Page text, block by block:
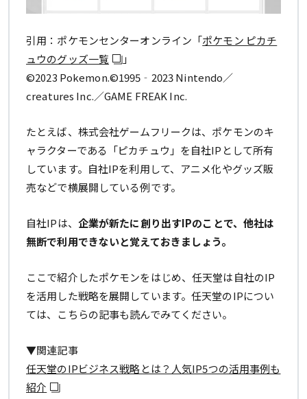
引用：ポケモンセンターオンライン「ポケモン ピカチ
ュウのグッズ一覧
」
©2023 Pokemon.©1995‐2023 Nintendo／
creatures Inc.／GAME FREAK Inc.
たとえば、株式会社ゲームフリークは、ポケモンのキ
ャラクターである「ピカチュウ」を自社IPとして所有
しています。自社IPを利用して、アニメ化やグッズ販
売などで横展開している例です。
自社IPは、 企業が新たに創り出すIPのことで、他社は
無断で利用できないと覚えておきましょう。
ここで紹介したポケモンをはじめ、任天堂は自社のIP
を活用した戦略を展開しています。任天堂のIPについ
ては、こちらの記事も読んでみてください。
▼関連記事
任天堂のIPビジネス戦略とは？人気IP5つの活用事例も
紹介